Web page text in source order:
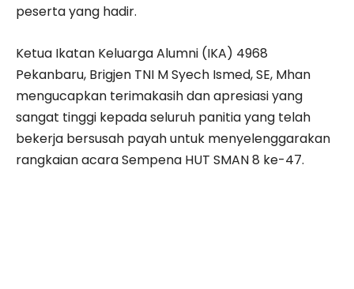
peserta yang hadir.
Ketua Ikatan Keluarga Alumni (IKA) 4968
Pekanbaru, Brigjen TNI M Syech Ismed, SE, Mhan
mengucapkan terimakasih dan apresiasi yang
sangat tinggi kepada seluruh panitia yang telah
bekerja bersusah payah untuk menyelenggarakan
rangkaian acara Sempena HUT SMAN 8 ke-47.